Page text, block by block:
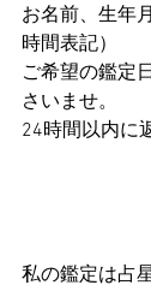
お名前、生年
時間表記）
ご希望の鑑定
さいませ。
24時間以内に
私の鑑定は占